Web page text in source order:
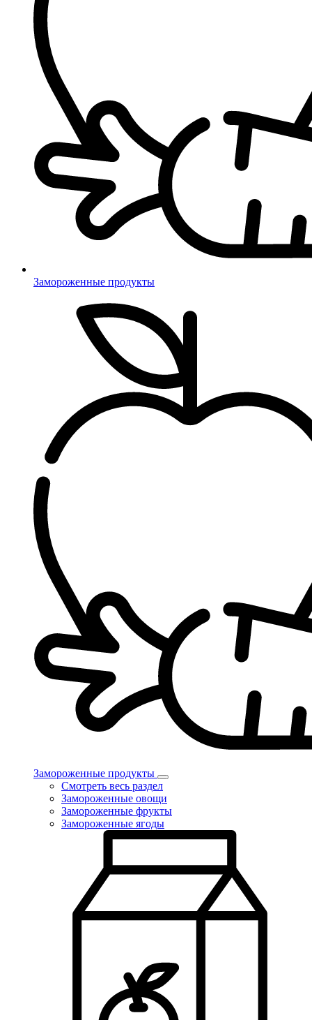
Замороженные продукты
Замороженные продукты
Смотреть весь раздел
Замороженные овощи
Замороженные фрукты
Замороженные ягоды